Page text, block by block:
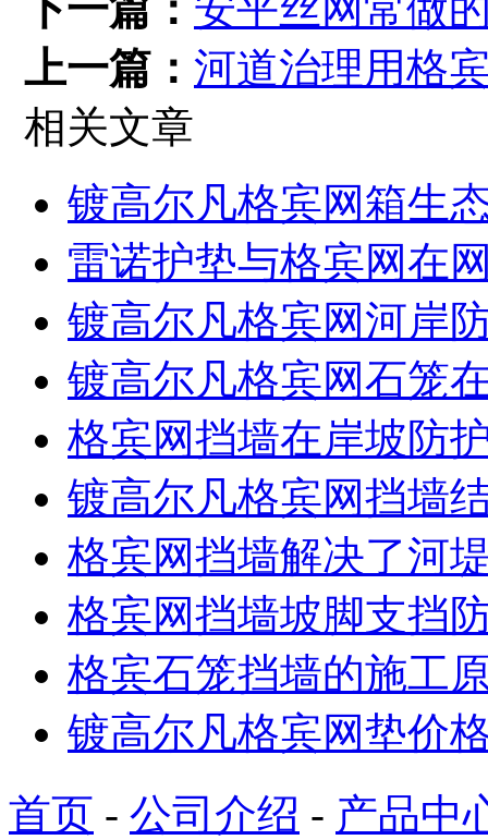
下一篇： 安平丝网常做
上一篇： 河道治理用格
相关文章
镀高尔凡格宾网箱生
雷诺护垫与格宾网在
镀高尔凡格宾网河岸
镀高尔凡格宾网石笼
格宾网挡墙在岸坡防
镀高尔凡格宾网挡墙
格宾网挡墙解决了河
格宾网挡墙坡脚支挡
格宾石笼挡墙的施工
镀高尔凡格宾网垫价
首页 - 公司介绍 - 产品中